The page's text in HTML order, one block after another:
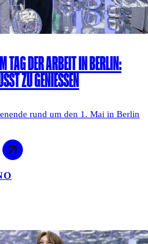
TAG DER ARBEIT IN BERLIN:
ZU GENIESSEN
rund um den 1. Mai in Berlin